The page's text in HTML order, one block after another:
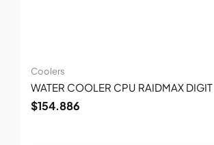
Coolers
WATER COOLER CPU RAIDMAX DIGIT
$154.886